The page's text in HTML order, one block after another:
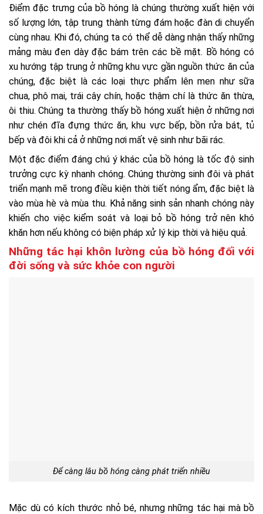
Điểm đặc trưng của bồ hóng là chúng thường xuất hiện với
số lượng lớn, tập trung thành từng đám hoặc đàn di chuyển
cùng nhau. Khi đó, chúng ta có thể dễ dàng nhận thấy những
mảng màu đen dày đặc bám trên các bề mặt. Bồ hóng có
xu hướng tập trung ở những khu vực gần nguồn thức ăn của
chúng, đặc biệt là các loại thực phẩm lên men như sữa
chua, phô mai, trái cây chín, hoặc thậm chí là thức ăn thừa,
ôi thiu. Chúng ta thường thấy bồ hóng xuất hiện ở những nơi
như chén đĩa đựng thức ăn, khu vực bếp, bồn rửa bát, tủ
bếp và đôi khi cả ở những nơi mất vệ sinh như bãi rác.
Một đặc điểm đáng chú ý khác của bồ hóng là tốc độ sinh
trưởng cực kỳ nhanh chóng. Chúng thường sinh đôi và phát
triển mạnh mẽ trong điều kiện thời tiết nóng ẩm, đặc biệt là
vào mùa hè và mùa thu. Khả năng sinh sản nhanh chóng này
khiến cho việc kiểm soát và loại bỏ bồ hóng trở nên khó
khăn hơn nếu không có biện pháp xử lý kịp thời và hiệu quả.
Những tác hại khôn lường của bồ hóng đối với
đời sống và sức khỏe con người
Để càng lâu bồ hóng càng phát triển nhiều
Mặc dù có kích thước nhỏ bé, nhưng những tác hại mà bồ